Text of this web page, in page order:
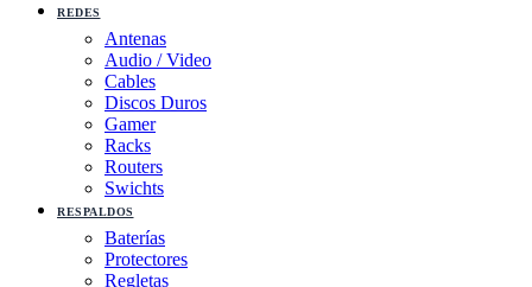
REDES
Antenas
Audio / Video
Cables
Discos Duros
Gamer
Racks
Routers
Swichts
RESPALDOS
Baterías
Protectores
Regletas